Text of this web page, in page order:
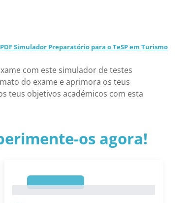
Simulador Preparatório para o TeSP em Turismo
com este simulador de testes
do exame e aprimora os teus
teus objetivos académicos com esta
os agora!